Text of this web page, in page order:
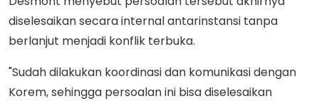
diselesaikan secara internal antarinstansi tanpa
berlanjut menjadi konflik terbuka.
"Sudah dilakukan koordinasi dan komunikasi dengan
Korem, sehingga persoalan ini bisa diselesaikan